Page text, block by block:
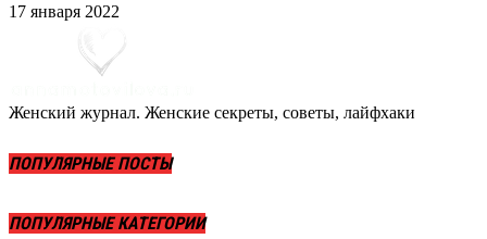
17 января 2022
Женский журнал. Женские секреты, советы, лайфхаки
ПОПУЛЯРНЫЕ ПОСТЫ
ПОПУЛЯРНЫЕ КАТЕГОРИИ